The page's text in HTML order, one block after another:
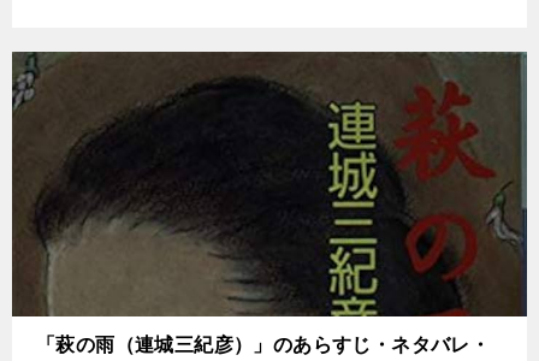
「萩の雨（連城三紀彦）」のあらすじ・ネタバレ・